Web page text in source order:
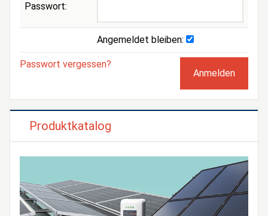
Passwort:
Angemeldet bleiben:
Passwort vergessen?
Produktkatalog